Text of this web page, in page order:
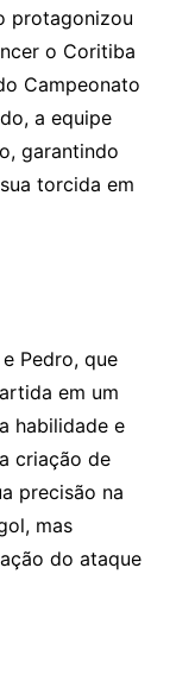
protagonizou
o Coritiba
Campeonato
a equipe
garantindo
torcida em
Pedro, que
em um
habilidade e
criação de
precisão na
mas
do ataque